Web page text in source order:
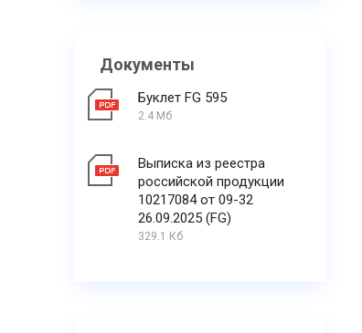
Документы
Буклет FG 595
2.4 Мб
Выписка из реестра
российской продукции
10217084 от 09-32
26.09.2025 (FG)
329.1 Кб